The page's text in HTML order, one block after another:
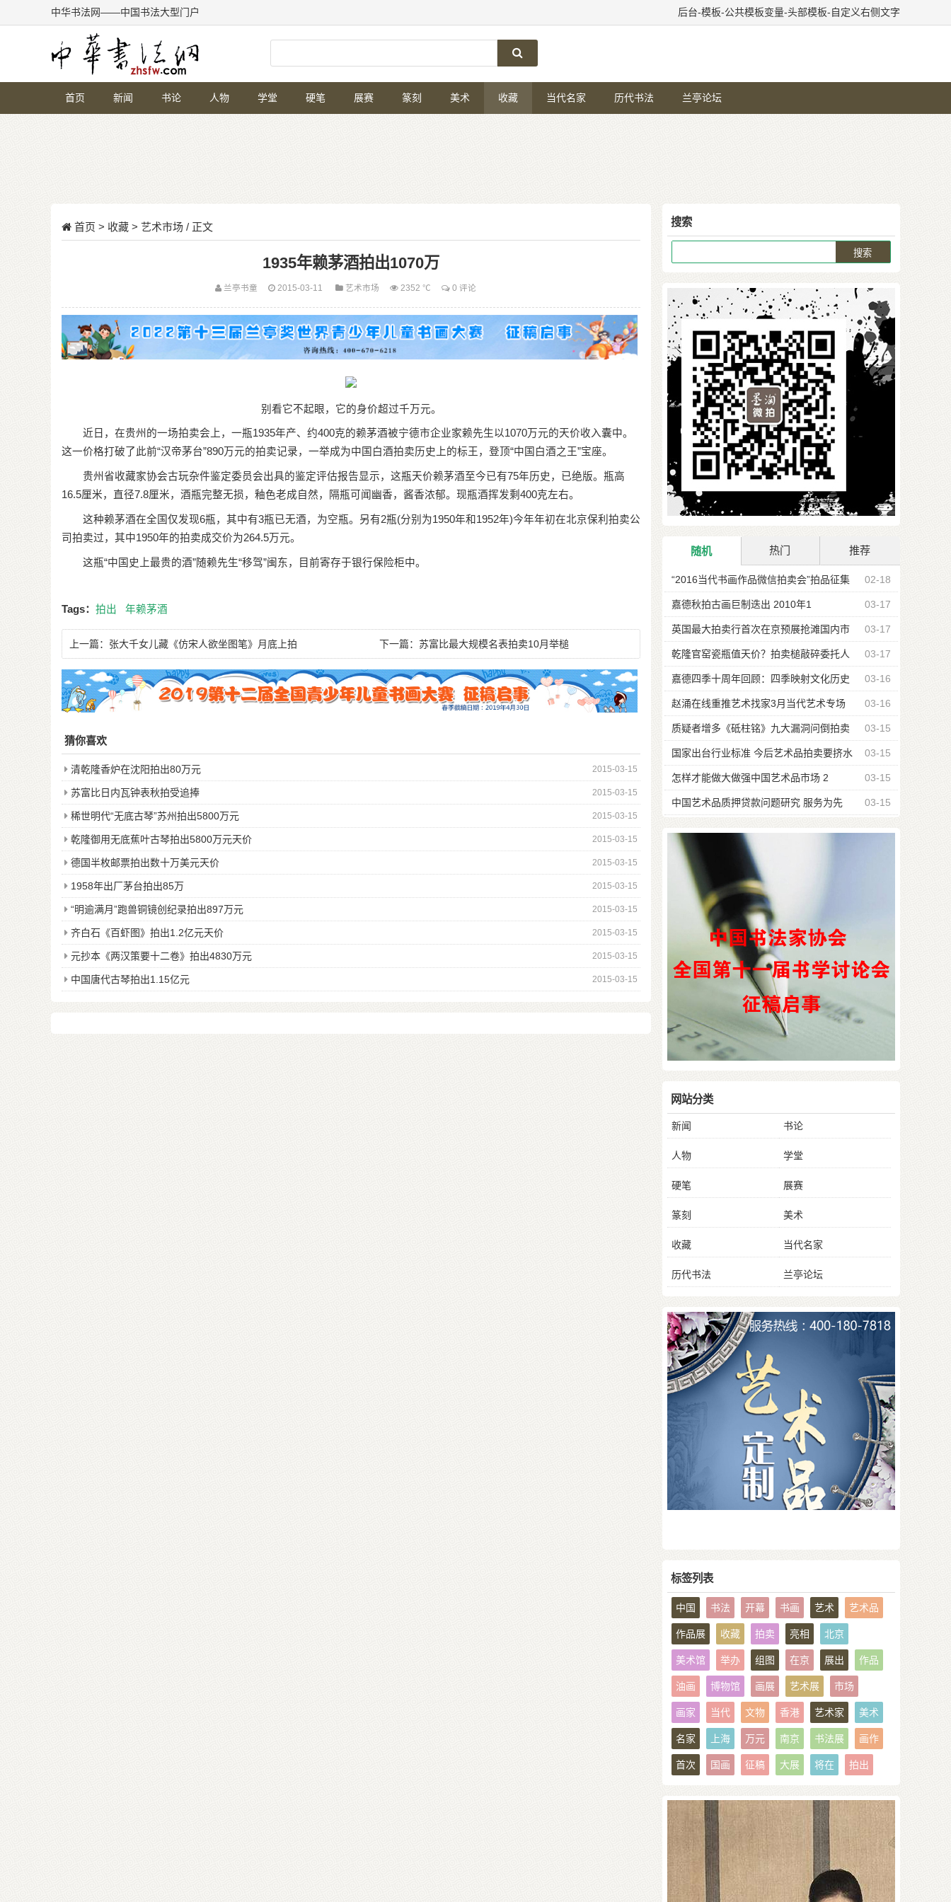
中华书法网——中国书法大型门户 后台-模板-公共模板变量-头部模板-自定义右侧文字
首页 新闻 书论 人物 学堂 硬笔 展赛 篆刻 美术 收藏 当代名家 历代书法 兰亭论坛
首页 > 收藏 > 艺术市场 / 正文
1935年赖茅酒拍出1070万
兰亭书童 2015-03-11 艺术市场 2352 ℃ 0 评论
别看它不起眼，它的身价超过千万元。
近日，在贵州的一场拍卖会上，一瓶1935年产、约400克的赖茅酒被宁德市企业家赖先生以1070万元的天价收入囊中。
这一价格打破了此前“汉帝茅台”890万元的拍卖记录，一举成为中国白酒拍卖历史上的标王，登顶“中国白酒之王”宝座。
贵州省收藏家协会古玩杂件鉴定委员会出具的鉴定评估报告显示，这瓶天价赖茅酒至今已有75年历史，已绝版。瓶高
16.5厘米，直径7.8厘米，酒瓶完整无损，釉色老成自然，隔瓶可闻幽香，酱香浓郁。现瓶酒挥发剩400克左右。
这种赖茅酒在全国仅发现6瓶，其中有3瓶已无酒，为空瓶。另有2瓶(分别为1950年和1952年)今年年初在北京保利拍卖公
司拍卖过，其中1950年的拍卖成交价为264.5万元。
这瓶“中国史上最贵的酒”随赖先生“移驾”闽东，目前寄存于银行保险柜中。
Tags： 拍出 年赖茅酒
上一篇： 张大千女儿藏《仿宋人欲坐图笔》月底上拍 下一篇：苏富比最大规模名表拍卖10月举槌
猜你喜欢
2015-03-15
清乾隆香炉在沈阳拍出80万元
2015-03-15
苏富比日内瓦钟表秋拍受追捧
2015-03-15
稀世明代“无底古琴”苏州拍出5800万元
2015-03-15
乾隆御用无底蕉叶古琴拍出5800万元天价
2015-03-15
德国半枚邮票拍出数十万美元天价
2015-03-15
1958年出厂茅台拍出85万
2015-03-15
“明逾满月”跑兽铜镜创纪录拍出897万元
2015-03-15
齐白石《百虾图》拍出1.2亿元天价
2015-03-15
元抄本《两汉策要十二卷》拍出4830万元
2015-03-15
中国唐代古琴拍出1.15亿元
搜索
随机 热门 推荐
02-18
“2016当代书画作品微信拍卖会”拍品征集
公告 03-17
嘉德秋拍古画巨制迭出 2010年1
03-17
英国最大拍卖行首次在京预展抢滩国内市
场 03-17
乾隆官窑瓷瓶值天价？拍卖槌敲碎委托人
休克 03-16
嘉德四季十周年回顾：四季映射文化历史
面面观 03-16
赵涌在线重推艺术找家3月当代艺术专场
03-15
质疑者增多《砥柱铭》九大漏洞问倒拍卖
行 03-15
国家出台行业标准 今后艺术品拍卖要挤水
分 03-15
怎样才能做大做强中国艺术品市场 2
03-15
中国艺术品质押贷款问题研究 服务为先
网站分类
新闻 书论
人物 学堂
硬笔 展赛
篆刻 美术
收藏 当代名家
历代书法 兰亭论坛
标签列表
中国 书法 开幕 书画 艺术 艺术品
作品展 收藏 拍卖 亮相 北京
美术馆 举办 组图 在京 展出 作品
油画 博物馆 画展 艺术展 市场
画家 当代 文物 香港 艺术家 美术
名家 上海 万元 南京 书法展 画作
首次 国画 征稿 大展 将在 拍出